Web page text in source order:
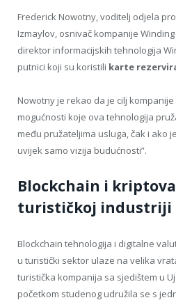
Frederick Nowotny, voditelj odjela
Izmaylov, osnivač kompanije
direktor informacijskih tehnologija
putnici koji su koristili karte
Nowotny je rekao da je cilj
mogućnosti koje ova tehnologija
među pružateljima usluga, čak i ako
uvijek samo vizija budućnosti”.
Blockchain i
turističkoj industriji
Blockchain tehnologija i digitalne
u turistički sektor ulaze na velika
turistička kompanija sa sjedištem u
početkom studenog udružila se s